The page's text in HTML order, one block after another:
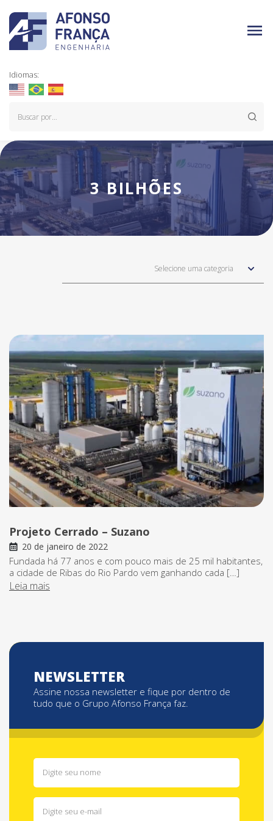
Idiomas:
3 BILHÕES
Selecione uma categoria
Projeto Cerrado – Suzano
20 de janeiro de 2022
Fundada há 77 anos e com pouco mais de 25 mil habitantes,
a cidade de Ribas do Rio Pardo vem ganhando cada […]
Leia mais
NEWSLETTER
Assine nossa newsletter e fique por dentro de
tudo que o Grupo Afonso França faz.